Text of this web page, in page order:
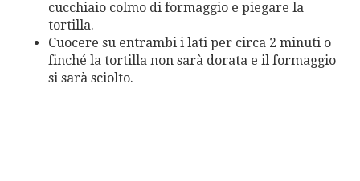
cucchiaio colmo di formaggio e piegare la
tortilla.
Cuocere su entrambi i lati per circa 2 minuti o
finché la tortilla non sarà dorata e il formaggio
si sarà sciolto.